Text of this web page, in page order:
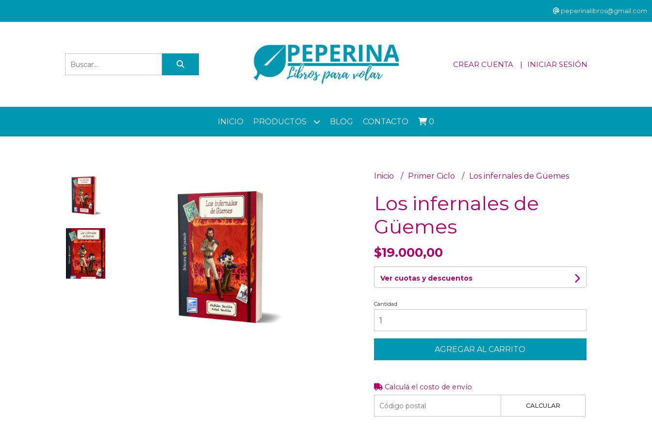
peperinalibros@gmail.com
CREAR CUENTA INICIAR SESIÓN
INICIO PRODUCTOS BLOG CONTACTO 0
Inicio Primer Ciclo Los infernales de Güemes
Los infernales de
Güemes
$19.000,00
Ver cuotas y descuentos
Cantidad
AGREGAR AL CARRITO
Calculá el costo de envío
CALCULAR